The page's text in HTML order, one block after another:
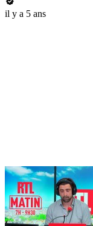
il y a 5 ans